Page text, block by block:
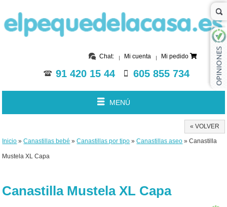
Chat: Mi cuenta Mi pedido
91 420 15 44 605 855 734
MENÚ
« VOLVER
Inicio »Canastillas bebé »Canastillas por tipo »Canastillas aseo » Canastilla
Mustela XL Capa
Canastilla Mustela XL Capa